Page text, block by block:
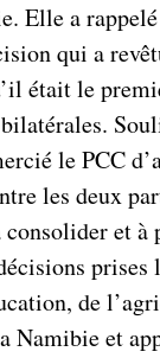
a
qui a
était le
le PCC
les deux
et
de
et